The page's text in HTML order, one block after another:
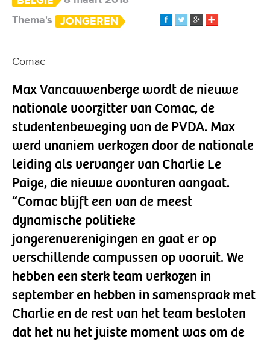
Thema's
JONGEREN
Comac
Max Vancauwenberge wordt de nieuwe
nationale voorzitter van Comac, de
studentenbeweging van de PVDA. Max
werd unaniem verkozen door de nationale
leiding als vervanger van Charlie Le
Paige, die nieuwe avonturen aangaat.
“Comac blijft een van de meest
dynamische politieke
jongerenverenigingen en gaat er op
verschillende campussen op vooruit. We
hebben een sterk team verkozen in
september en hebben in samenspraak met
Charlie en de rest van het team besloten
dat het nu het juiste moment was om de